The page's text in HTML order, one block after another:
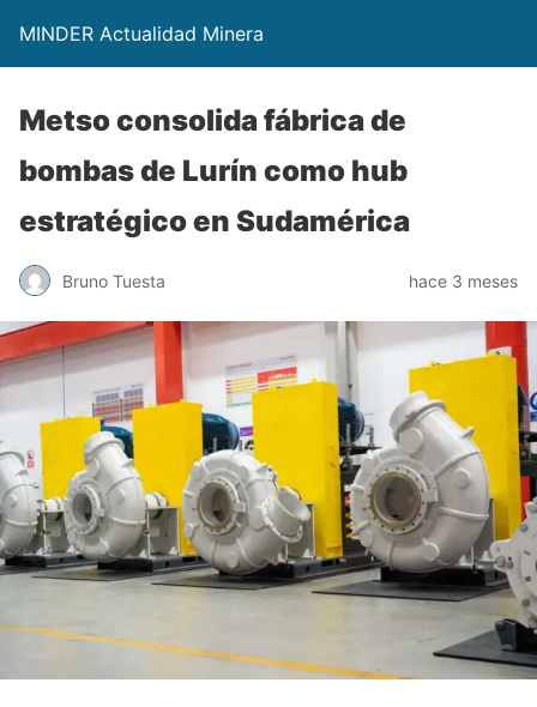
MINDER Actualidad Minera
Metso consolida fábrica de
bombas de Lurín como hub
estratégico en Sudamérica
Bruno Tuesta hace 3 meses